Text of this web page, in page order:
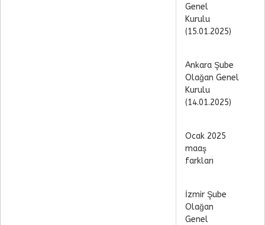
Genel
Kurulu
(15.01.2025)
Ankara Şube
Olağan Genel
Kurulu
(14.01.2025)
Ocak 2025
maaş
farkları
İzmir Şube
Olağan
Genel